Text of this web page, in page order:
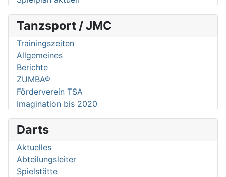
Tanzsport / JMC
Trainingszeiten
Allgemeines
Berichte
ZUMBA®
Förderverein TSA
Imagination bis 2020
Darts
Aktuelles
Abteilungsleiter
Spielstätte